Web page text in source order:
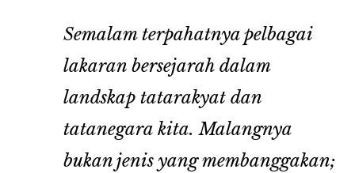
Semalam terpahatnya pelbagai
lakaran bersejarah dalam
landskap tatarakyat dan
tatanegara kita. Malangnya
bukan jenis yang membanggakan;